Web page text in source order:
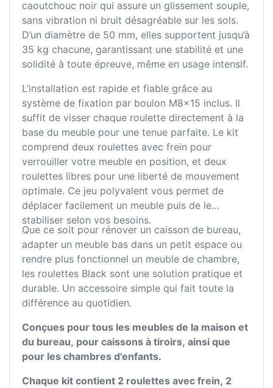
caoutchouc noir qui assure un glissement souple,
sans vibration ni bruit désagréable sur les sols.
D’un diamètre de 50 mm, elles supportent jusqu’à
35 kg chacune, garantissant une stabilité et une
solidité à toute épreuve, même en usage intensif.
L’installation est rapide et fiable grâce au
système de fixation par boulon M8x15 inclus. Il
suffit de visser chaque roulette directement à la
base du meuble pour une tenue parfaite. Le kit
comprend deux roulettes avec frein pour
verrouiller votre meuble en position, et deux
roulettes libres pour une liberté de mouvement
optimale. Ce jeu polyvalent vous permet de
déplacer facilement un meuble puis de le
stabiliser selon vos besoins.
Que ce soit pour rénover un caisson de bureau,
adapter un meuble bas dans un petit espace ou
rendre plus fonctionnel un meuble de chambre,
les roulettes Black sont une solution pratique et
durable. Un accessoire simple qui fait toute la
différence au quotidien.
Conçues pour tous les meubles de la maison et
du bureau, pour caissons à tiroirs, ainsi que
pour les chambres d'enfants.
Chaque kit contient 2 roulettes avec frein, 2